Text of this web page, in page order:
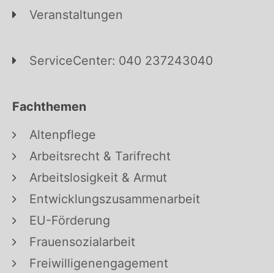
Veranstaltungen
ServiceCenter: 040 237243040
Fachthemen
Altenpflege
Arbeitsrecht & Tarifrecht
Arbeitslosigkeit & Armut
Entwicklungszusammenarbeit
EU-Förderung
Frauensozialarbeit
Freiwilligenengagement